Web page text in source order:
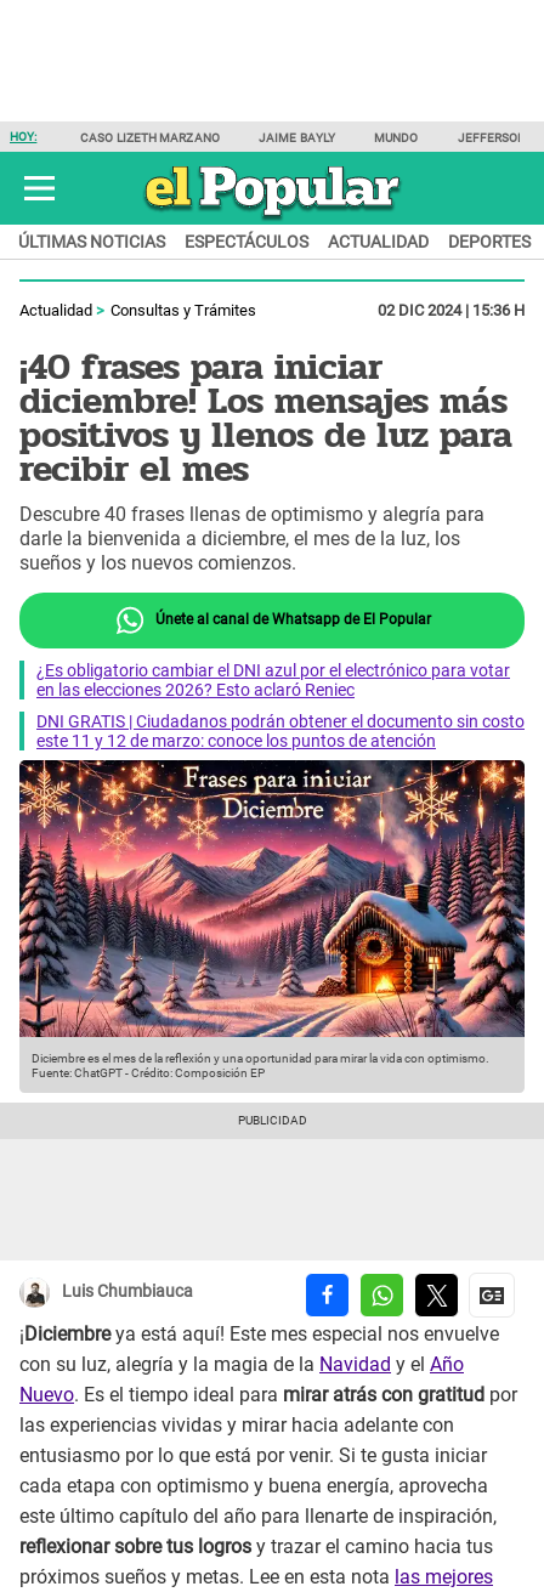
HOY: CASO LIZETH MARZANO JAIME BAYLY MUNDO JEFFERSON
ÚLTIMAS NOTICIAS ESPECTÁCULOS ACTUALIDAD DEPORTES
Actualidad Consultas y Trámites 02 DIC 2024 | 15:36 H
¡40 frases para iniciar
diciembre! Los mensajes más
positivos y llenos de luz para
recibir el mes
Descubre 40 frases llenas de optimismo y alegría para
darle la bienvenida a diciembre, el mes de la luz, los
sueños y los nuevos comienzos.
Únete al canal de Whatsapp de El Popular
¿Es obligatorio cambiar el DNI azul por el electrónico para votar
en las elecciones 2026? Esto aclaró Reniec
DNI GRATIS | Ciudadanos podrán obtener el documento sin costo
este 11 y 12 de marzo: conoce los puntos de atención
Diciembre es el mes de la reflexión y una oportunidad para mirar la vida con optimismo.
Fuente: ChatGPT-Crédito: Composición EP
Luis Chumbiauca
¡ Diciembreya está aquí! Este mes especial nos envuelve
con su luz, alegría y la magia de la Navidad y el Año
Nuevo. Es el tiempo ideal para mirar atrás con gratitud por
las experiencias vividas y mirar hacia adelante con
entusiasmo por lo que está por venir. Si te gusta iniciar
cada etapa con optimismo y buena energía, aprovecha
este último capítulo del año para llenarte de inspiración,
reflexionar sobre tus logros y trazar el camino hacia tus
próximos sueños y metas. Lee en esta nota las mejores